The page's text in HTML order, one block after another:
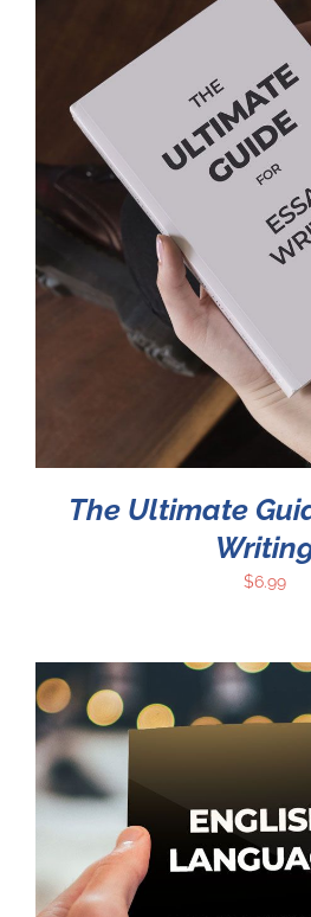
The Ultimate
$6.99